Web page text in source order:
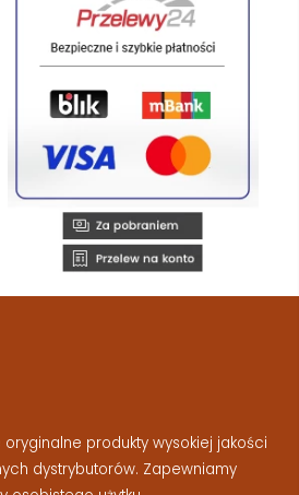
produkty wysokiej jakości
dystrybutorów. Zapewniamy